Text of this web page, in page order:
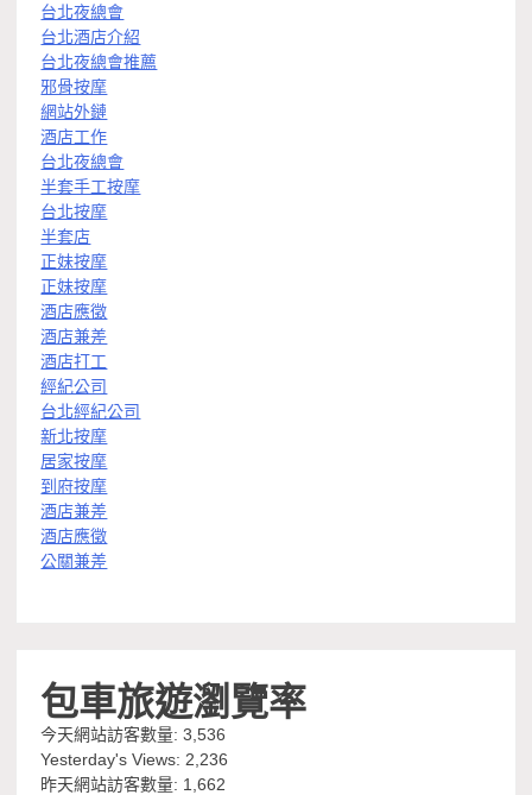
台北夜總會
台北酒店介紹
台北夜總會推薦
邪骨按摩
網站外鏈
酒店工作
台北夜總會
半套手工按摩
台北按摩
半套店
正妹按摩
正妹按摩
酒店應徵
酒店兼差
酒店打工
經紀公司
台北經紀公司
新北按摩
居家按摩
到府按摩
酒店兼差
酒店應徵
公關兼差
包車旅遊瀏覽率
今天網站訪客數量:3,536
Yesterday's Views: 2,236
昨天網站訪客數量: 1,662